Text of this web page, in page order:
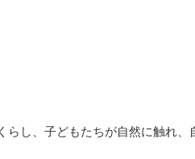
らし、子どもたちが自然に触れ